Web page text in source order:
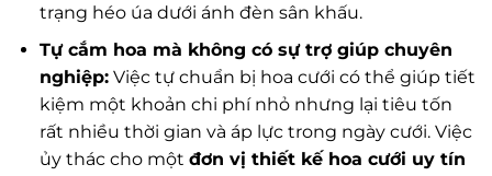
trạng héo úa dưới ánh đèn sân khấu.
Tự cắm hoa mà không có sự trợ giúp chuyên
nghiệp:Việc tự chuẩn bị hoa cưới có thể giúp tiết
kiệm một khoản chi phí nhỏ nhưng lại tiêu tốn
rất nhiều thời gian và áp lực trong ngày cưới. Việc
ủy thác cho một đơn vị thiết kế hoa cưới uy tín